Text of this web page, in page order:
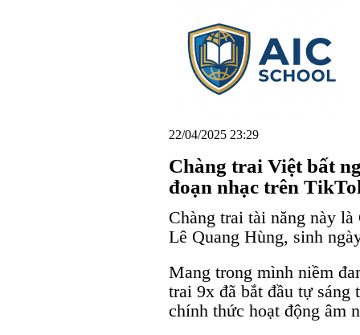
22/04/2025 23:29
Chàng trai Việt bất
đoạn nhạc trên
Chàng trai tài năng này
Lê Quang Hùng, sinh
Mang trong mình niềm
trai 9x đã bắt đầu tự sáng
chính thức hoạt động âm